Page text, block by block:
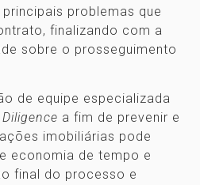
problemas que
finalizando com a
sobre o prosseguimento
de equipe especializada
a fim de prevenir e
imobiliárias pode
economia de tempo e
final do processo e